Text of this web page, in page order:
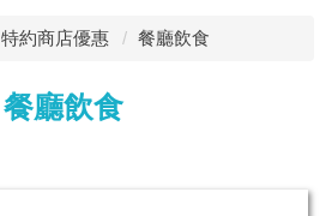
特約商店優惠 餐廳飲食
餐廳飲食